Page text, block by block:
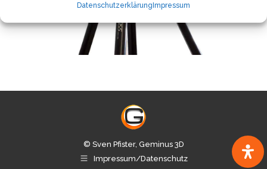
DatenschutzerklärungImpressum
© Sven Pfister, Geminus 3D
Impressum/Datenschutz